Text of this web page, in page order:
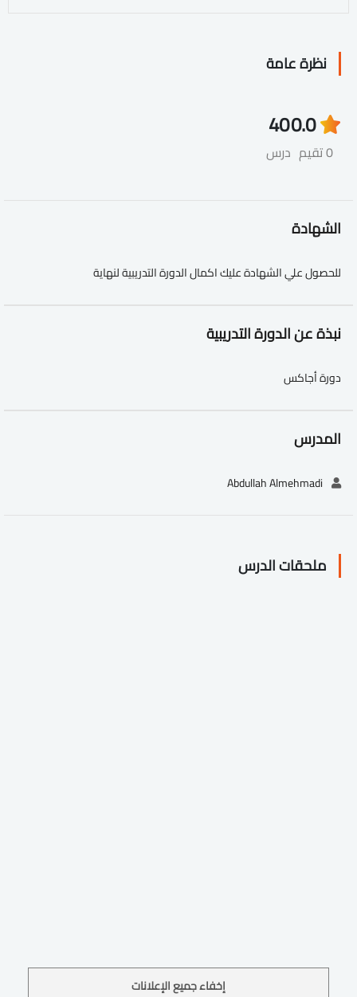
نظرة عامة
0.0
0 تقيم
40
درس
الشهادة
للحصول علي الشهادة عليك اكمال الدورة التدريبية لنهاية
نبذة عن الدورة التدريبية
دورة أجاكس
المدرس
ملحقات الدرس
إخفاء جميع الإعلانات